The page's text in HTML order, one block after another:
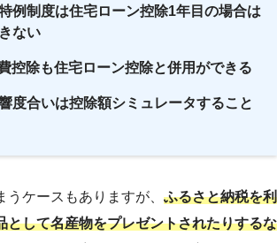
例制度は住宅ローン控除1年目の場合は
ない
控除も住宅ローン控除と併用ができる
度合いは控除額シミュレータすること
ケースもありますが、 ふるさと納税を利
として名産物をプレゼントされたりするな